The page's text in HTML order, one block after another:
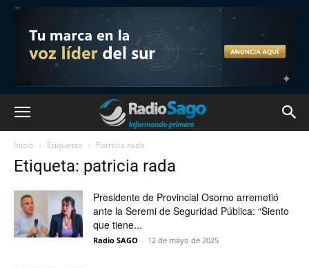
Inicio Etiquetas Patricia rada
Etiqueta: patricia rada
Presidente de Provincial Osorno arremetió
ante la Seremi de Seguridad Pública: “Siento
que tiene...
Radio SAGO - 12 de mayo de 2025